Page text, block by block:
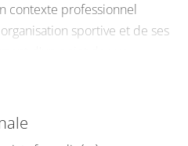
contexte professionnel
sportive et de ses
formation au sein des